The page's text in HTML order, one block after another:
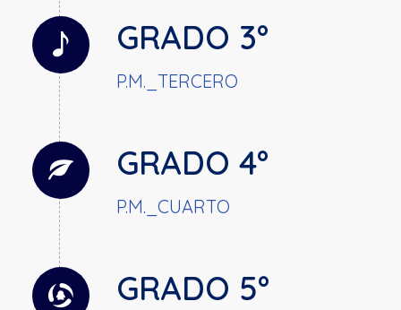
GRADO 3°
P.M._TERCERO
GRADO 4°
P.M._CUARTO
GRADO 5°